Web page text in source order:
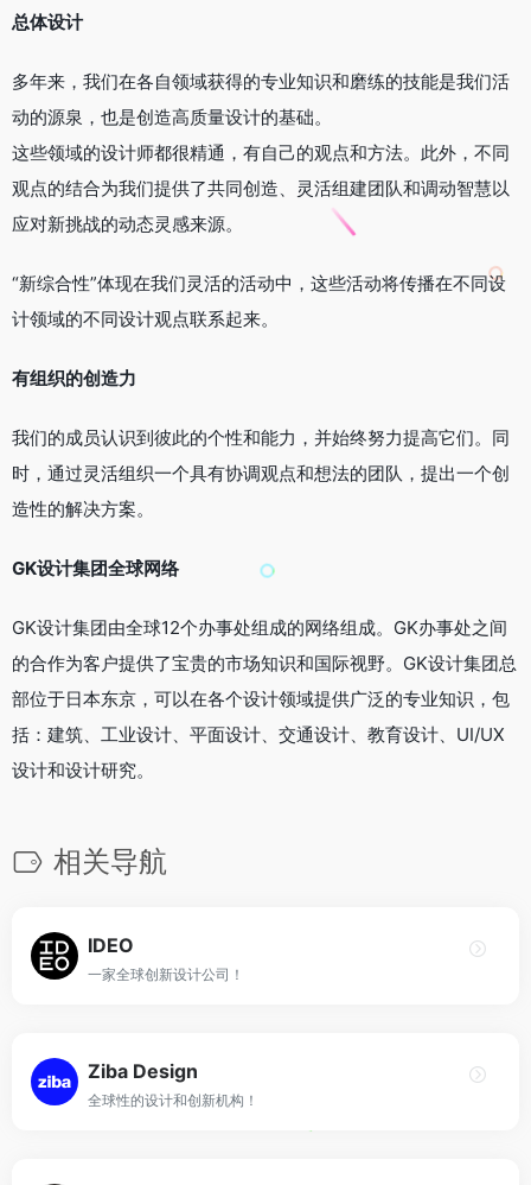
总体设计
多年来，我们在各自领域获得的专业知识和磨练的技能是我们活
动的源泉，也是创造高质量设计的基础。
这些领域的设计师都很精通，有自己的观点和方法。此外，不同
观点的结合为我们提供了共同创造、灵活组建团队和调动智慧以
应对新挑战的动态灵感来源。
“新综合性”体现在我们灵活的活动中，这些活动将传播在不同设
计领域的不同设计观点联系起来。
有组织的创造力
我们的成员认识到彼此的个性和能力，并始终努力提高它们。同
时，通过灵活组织一个具有协调观点和想法的团队，提出一个创
造性的解决方案。
GK设计集团全球网络
GK设计集团由全球12个办事处组成的网络组成。GK办事处之间
的合作为客户提供了宝贵的市场知识和国际视野。GK设计集团总
部位于日本东京，可以在各个设计领域提供广泛的专业知识，包
括：建筑、工业设计、平面设计、交通设计、教育设计、UI/UX
设计和设计研究。
相关导航
IDEO
一家全球创新设计公司！
Ziba Design
全球性的设计和创新机构！